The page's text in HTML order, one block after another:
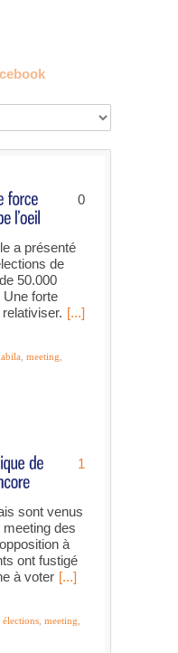
0
a présenté
de
50.000
forte
[...]
meeting
1
sont venus
des
à
ont fustigé
à voter [...]
élections meeting